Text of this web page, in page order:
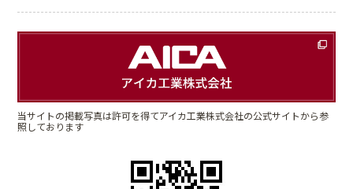
当サイトの掲載写真は許可を得てアイカ工業株式会社の公式サイトから参
照しております